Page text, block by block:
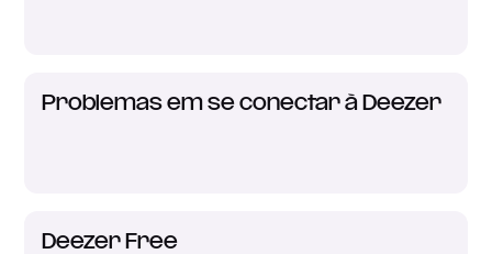
Problemas em se conectar à Deezer
Deezer Free